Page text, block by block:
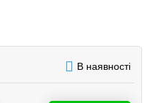
В наявності